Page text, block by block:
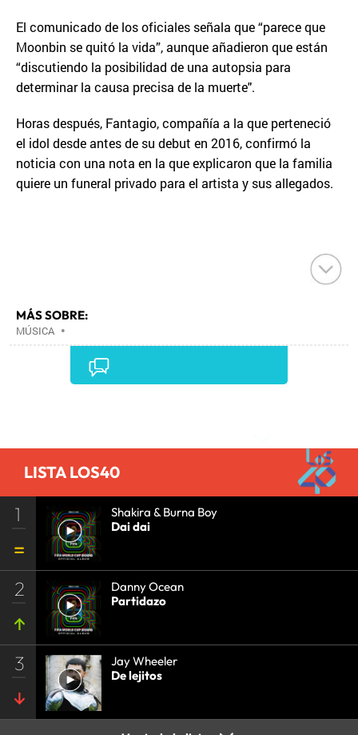
El comunicado de los oficiales señala que “parece que
Moonbin se quitó la vida”, aunque añadieron que están
“discutiendo la posibilidad de una autopsia para
determinar la causa precisa de la muerte".
Horas después, Fantagio, compañía a la que perteneció
el idol desde antes de su debut en 2016, confirmó la
noticia con una nota en la que explicaron que la familia
quiere un funeral privado para el artista y sus allegados.
MÁS SOBRE:
MÚSICA •
LISTA LOS40
1
Shakira & Burna Boy
Dai dai
2
Danny Ocean
Partidazo
3
Jay Wheeler
De lejitos